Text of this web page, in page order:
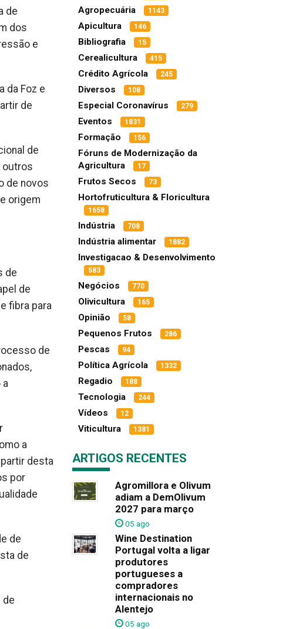
de
dos
e
da Foz e
de
de
outros
de novos
origem
de
de
fibra para
de
a
a
desta
por
de
de
de
Agropecuária 1143
Apicultura 146
Bibliografia 15
Cerealicultura 415
Crédito Agrícola 245
Diversos 108
Especial Coronavírus 279
Eventos 1831
Formação 156
Fóruns de Modernização da
Agricultura
17
Frutos Secos 73
Hortofruticultura & Floricultura
1658
Indústria 708
Indústria alimentar 1882
Investigacao & Desenvolvimento
583
Negócios 770
Olivicultura 165
Opinião 58
Pequenos Frutos 286
Pescas 94
Política Agrícola 1332
Regadio 188
Tecnologia 244
Vídeos 12
Viticultura 1381
ARTIGOS RECENTES
Agromillora e Olivum
adiam a DemOlivum
2027 para março
05 ago
Wine Destination
Portugal volta a ligar
produtores
portugueses a
compradores
internacionais no
Alentejo
05 ago